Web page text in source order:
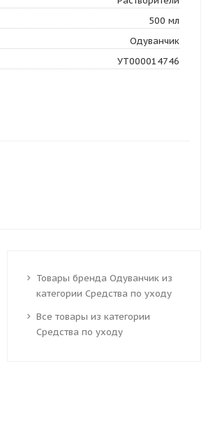
500 мл
Одуванчик
УТ000014746
Товары бренда Одуванчик из
категории Средства по уходу
Все товары из категории
Средства по уходу